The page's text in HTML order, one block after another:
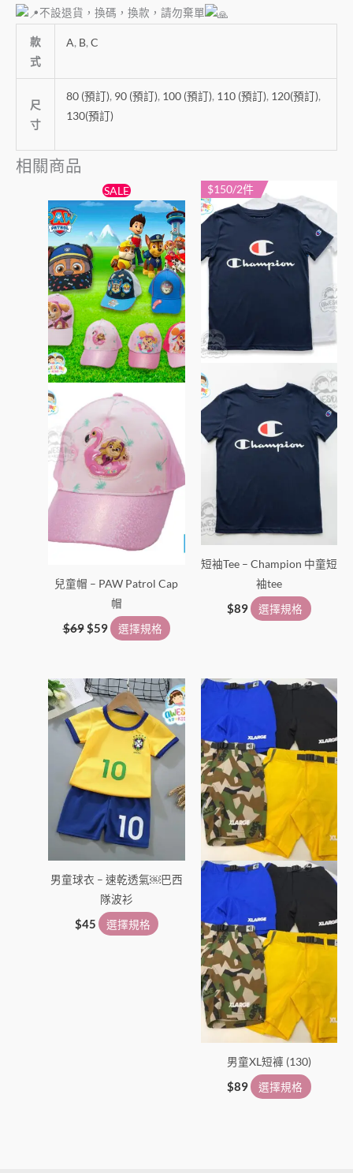
不設退貨，換碼，換款，請勿棄單
款
式
A, B, C
尺
寸
80 (預訂), 90 (預訂), 100 (預訂), 110 (預訂), 120(預訂),
130(預訂)
相關商品
SALE
兒童帽 – PAW Patrol Cap
帽
$69
始
格：
$69。
$59
目
前
價
格：
$59。
選擇規格
產
品
有
多
種
款
式。
可
在
產
面
選
擇
選
$150/2件
短袖Tee – Champion 中童短
袖tee
$89 選擇規格
產
品
多
款
式。
可
產
品
頁
面
選
擇
選
男童球衣 – 速乾透氣￼巴西
隊波衫
$45 選擇規格
此
產
品
有
多
在
產
頁
男童XL短褲 (130)
$89 選擇規格
此
有
多
式。
在
頁
面